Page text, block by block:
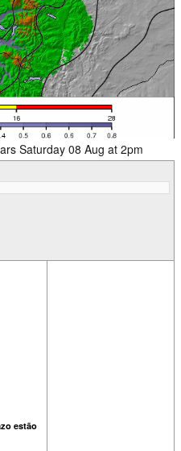
Saturday 08 Aug at 2pm
estão